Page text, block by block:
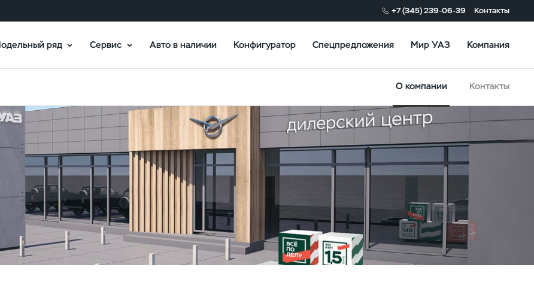
+7 (345) 239-06-39 Контакты
ряд Сервис Авто в наличии Конфигуратор Спецпредложения Мир УАЗ Компания
О компании Контакты